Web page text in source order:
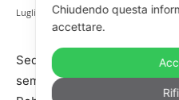
Luglio 27, 2022
Seduta sospesa alla
semplificazioni fiscali per il
Chiudendo questa
accettare.